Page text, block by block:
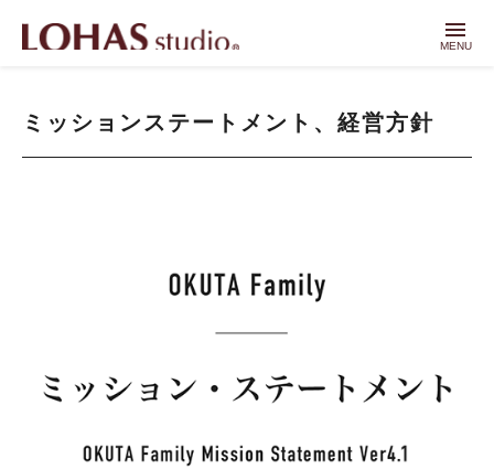
menu
MENU
ミッションステートメント、経営方針